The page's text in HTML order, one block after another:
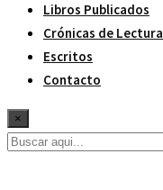
Libros Publicados
Crónicas de Lectura
Escritos
Contacto
×